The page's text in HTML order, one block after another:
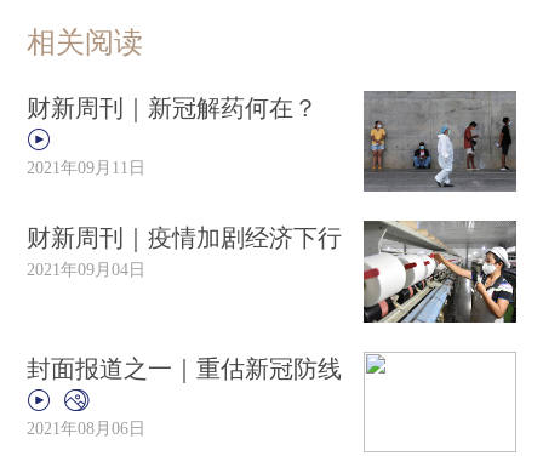
相关阅读
财新周刊｜新冠解药何在？
2021年09月11日
财新周刊｜疫情加剧经济下行
2021年09月04日
封面报道之一｜重估新冠防线
2021年08月06日